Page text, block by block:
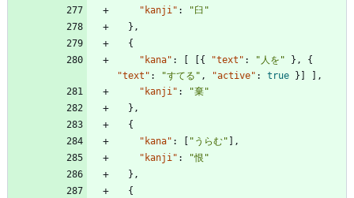
"kanji" :
"臼"
} ,
{
"kana" : { "text" : "人を" } ,
{
"text" : "すてる" , "active" : true }
,
"kanji" :
"棄"
} ,
{
"kana" : "うらむ"
,
"kanji" :
"恨"
} ,
{